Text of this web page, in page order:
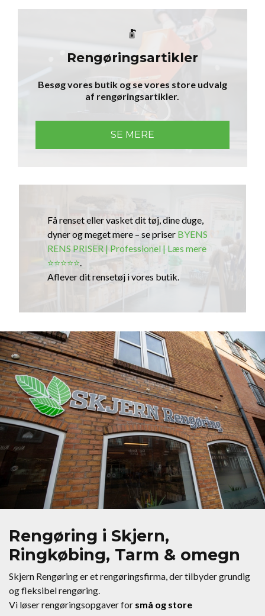
Rengørings­artikler
Besøg vores butik og se vores store udvalg
af rengørings­artikler.
SE MERE
Få renset eller vasket dit tøj, dine duge,
dyner og meget mere – se priser BYENS
RENS PRISER | Professionel | Læs mere
⭐️⭐️⭐️⭐️⭐️.
Aflever dit rensetøj i vores butik.
Rengøring i Skjern,
Ringkøbing, Tarm & omegn
Skjern Rengøring er et rengøringsfirma, der tilbyder grundig
og fleksibel rengøring.
Vi løser rengøringsopgaver for små og store